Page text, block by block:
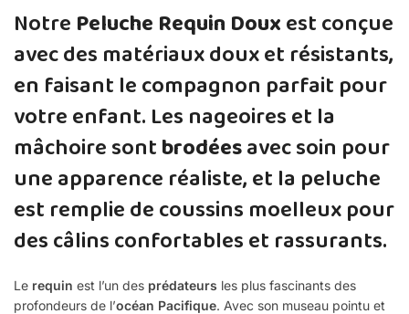
Notre Peluche Requin Douxest conçue
avec des matériaux doux et résistants,
en faisant le compagnon parfait pour
votre enfant. Les nageoires et la
mâchoire sontbrodéesavec soin pour
une apparence réaliste, et la peluche
est remplie de coussins moelleux pour
des câlins confortables et rassurants.
Le requin est l’un des prédateurs les plus fascinants des
profondeurs de l’océan Pacifique. Avec son museau pointu et